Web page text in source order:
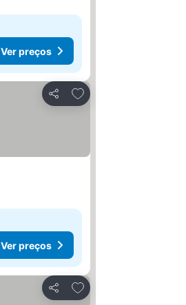
Ver preços
Partilhar
Adicionar aos favoritos
Ver preços
Partilhar
Adicionar aos favoritos